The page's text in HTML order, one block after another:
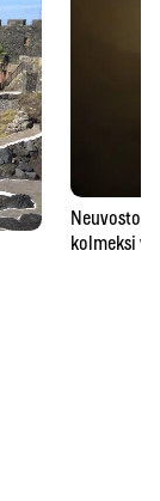
kolmeksi